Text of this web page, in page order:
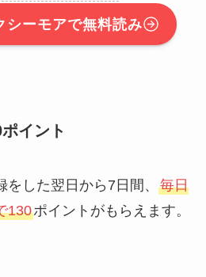
シーモアで無料読み
イント
した翌日から7日間、 毎日
130ポイントがもらえます。